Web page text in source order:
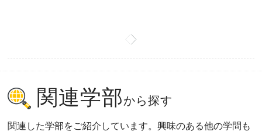
関連学部から探す
関連した学部をご紹介しています。興味のある他の学問も